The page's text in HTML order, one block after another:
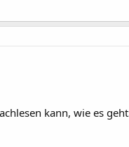
kann, wie es